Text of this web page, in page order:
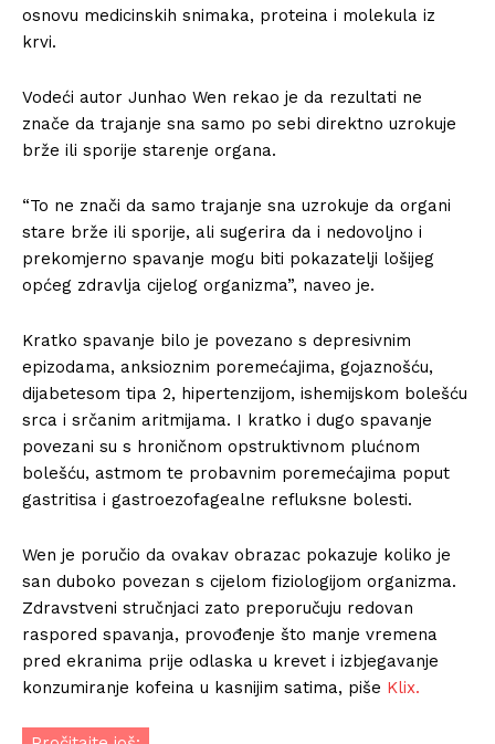
osnovu medicinskih snimaka, proteina i molekula iz
krvi.
Vodeći autor Junhao Wen rekao je da rezultati ne
znače da trajanje sna samo po sebi direktno uzrokuje
brže ili sporije starenje organa.
“To ne znači da samo trajanje sna uzrokuje da organi
stare brže ili sporije, ali sugerira da i nedovoljno i
prekomjerno spavanje mogu biti pokazatelji lošijeg
općeg zdravlja cijelog organizma”, naveo je.
Kratko spavanje bilo je povezano s depresivnim
epizodama, anksioznim poremećajima, gojaznošću,
dijabetesom tipa 2, hipertenzijom, ishemijskom bolešću
srca i srčanim aritmijama. I kratko i dugo spavanje
povezani su s hroničnom opstruktivnom plućnom
bolešću, astmom te probavnim poremećajima poput
gastritisa i gastroezofagealne refluksne bolesti.
Wen je poručio da ovakav obrazac pokazuje koliko je
san duboko povezan s cijelom fiziologijom organizma.
Zdravstveni stručnjaci zato preporučuju redovan
raspored spavanja, provođenje što manje vremena
pred ekranima prije odlaska u krevet i izbjegavanje
konzumiranje kofeina u kasnijim satima, piše Klix.